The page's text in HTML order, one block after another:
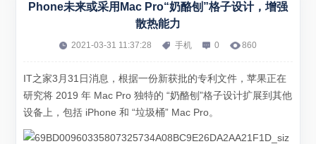
Phone未来或采用Mac Pro“奶酪刨”格子设计，增强
散热能力
2021-03-31 11:37:28 手机 0 860
IT之家3月31日消息，根据一份新获批的专利文件，苹果正在
研究将 2019 年 Mac Pro 独特的 “奶酪刨”格子设计扩展到其他
设备上，包括 iPhone 和 “垃圾桶” Mac Pro。